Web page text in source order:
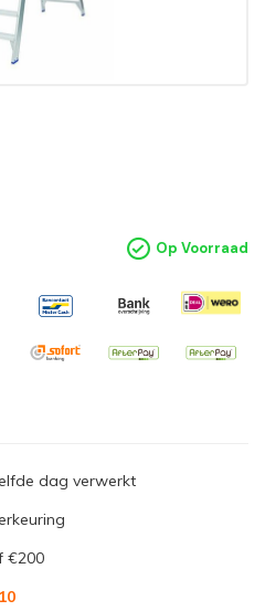
Op Voorraad
dag verwerkt
€200